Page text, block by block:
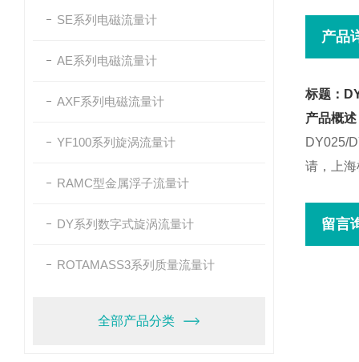
SE系列电磁流量计
AE系列电磁流量计
AXF系列电磁流量计
YF100系列旋涡流量计
RAMC型金属浮子流量计
DY系列数字式旋涡流量计
ROTAMASS3系列质量流量计
全部产品分类
产品
标题：
产品概述
DY025/
请，上
留言